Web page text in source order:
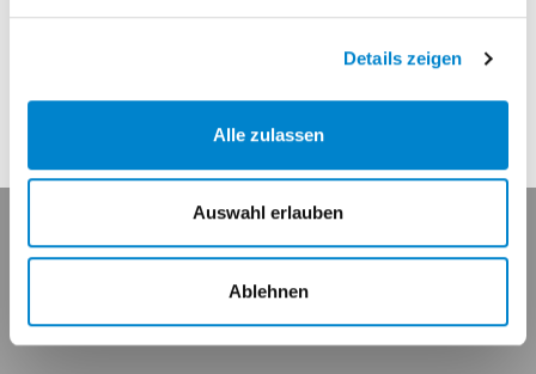
Details zeigen
Alle zulassen
Auswahl erlauben
Ablehnen
Eigenschaften
Maßgeschneidert für Ihren Erfolg.